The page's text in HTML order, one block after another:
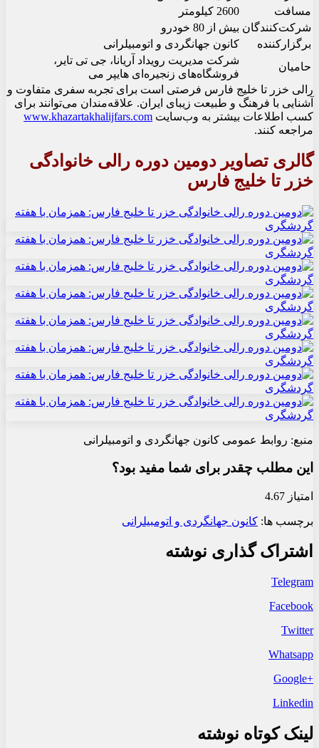
مسافت
2600 کیلومتر
شرکت‌کنندگان بیش از 80 خودرو
برگزارکننده
کانون جهانگردی و اتومبیلرانی
حامیان
شرکت مدیریت رویداد آریانا، جی تی تایر،
فروشگاه‌های زنجیره‌ای هایپر می
رالی خزر تا خلیج فارس فرصتی است برای تجربه سفری متفاوت و
آشنایی با فرهنگ و طبیعت زیبای ایران. علاقه‌مندان می‌توانند برای
کسب اطلاعات بیشتر به وب‌سایت www.khazartakhalijfars.com
مراجعه کنند.
گالری تصاویر دومین دوره رالی خانوادگی
خزر تا خلیج فارس
منبع: روابط عمومی کانون جهانگردی و اتومبیلرانی
این مطلب چقدر برای شما مفید بود؟
امتیاز 4.67
برچسب ها: کانون جهانگردی و اتومبیلرانی
اشتراک گذاری نوشته
Telegram
Facebook
Twitter
Whatsapp
+Google
Linkedin
لینک کوتاه نوشته